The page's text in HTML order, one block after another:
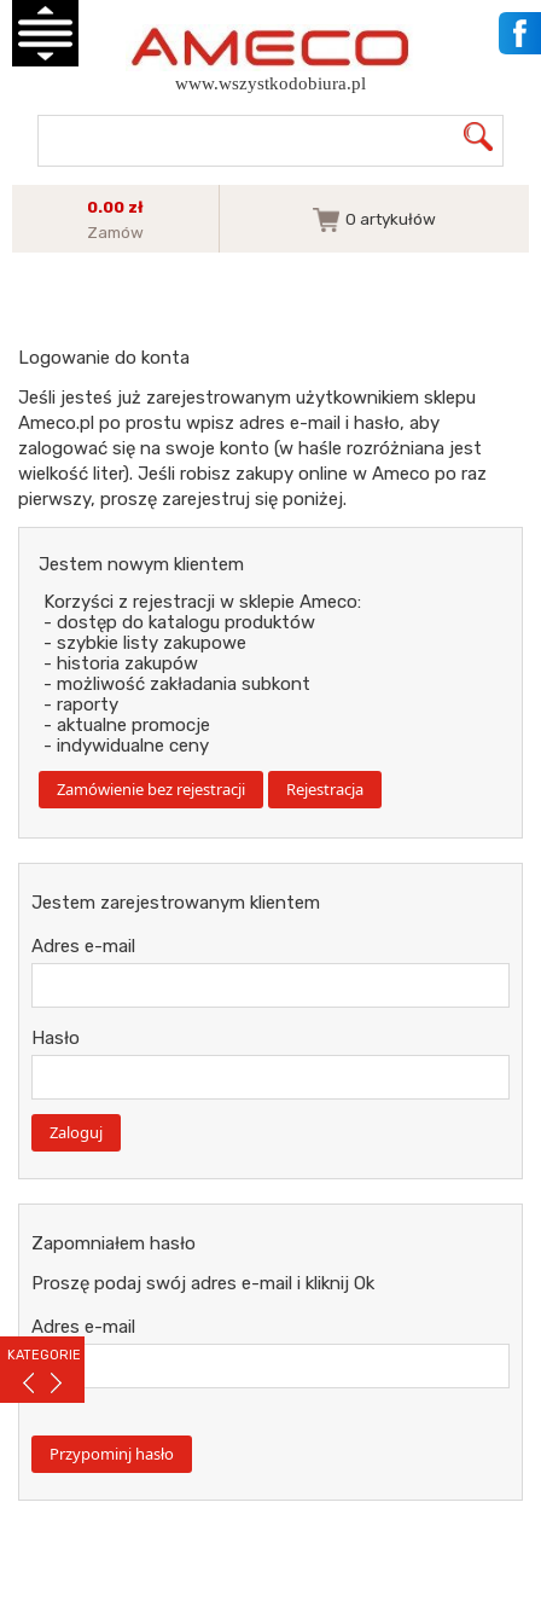
KATEGORIE
www.wszystkodobiura.pl
0.00 zł
Zamów
0 artykułów
Logowanie do konta
Jeśli jesteś już zarejestrowanym użytkownikiem sklepu
Ameco.pl po prostu wpisz adres e-mail i hasło, aby
zalogować się na swoje konto (w haśle rozróżniana jest
wielkość liter). Jeśli robisz zakupy online w Ameco po raz
pierwszy, proszę zarejestruj się poniżej.
Jestem nowym klientem
Korzyści z rejestracji w sklepie Ameco:
- dostęp do katalogu produktów
- szybkie listy zakupowe
- historia zakupów
- możliwość zakładania subkont
- raporty
- aktualne promocje
- indywidualne ceny
Jestem zarejestrowanym klientem
Adres e-mail
Hasło
Zapomniałem hasło
Proszę podaj swój adres e-mail i kliknij Ok
Adres e-mail